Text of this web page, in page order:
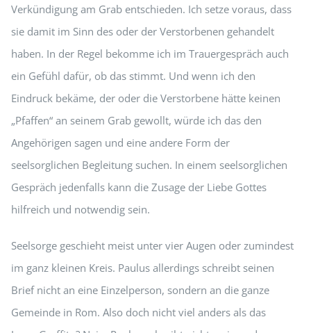
Verkündigung am Grab entschieden. Ich setze voraus, dass
sie damit im Sinn des oder der Verstorbenen gehandelt
haben. In der Regel bekomme ich im Trauergespräch auch
ein Gefühl dafür, ob das stimmt. Und wenn ich den
Eindruck bekäme, der oder die Verstorbene hätte keinen
„Pfaffen“ an seinem Grab gewollt, würde ich das den
Angehörigen sagen und eine andere Form der
seelsorglichen Begleitung suchen. In einem seelsorglichen
Gespräch jedenfalls kann die Zusage der Liebe Gottes
hilfreich und notwendig sein.
Seelsorge geschieht meist unter vier Augen oder zumindest
im ganz kleinen Kreis. Paulus allerdings schreibt seinen
Brief nicht an eine Einzelperson, sondern an die ganze
Gemeinde in Rom. Also doch nicht viel anders als das